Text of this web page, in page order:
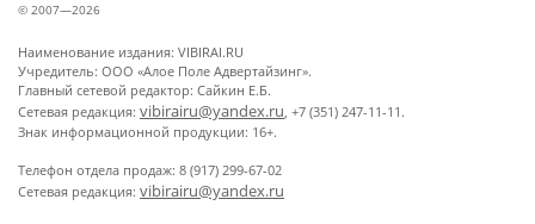
© 2007—2026
Наименование издания: VIBIRAI.RU
Учредитель: ООО «Алое Поле Адвертайзинг».
Главный сетевой редактор: Сайкин Е.Б.
Сетевая редакция: vibirairu@yandex.ru, +7 (351) 247-11-11.
Знак информационной продукции: 16+.
Телефон отдела продаж: 8 (917) 299-67-02
Сетевая редакция: vibirairu@yandex.ru